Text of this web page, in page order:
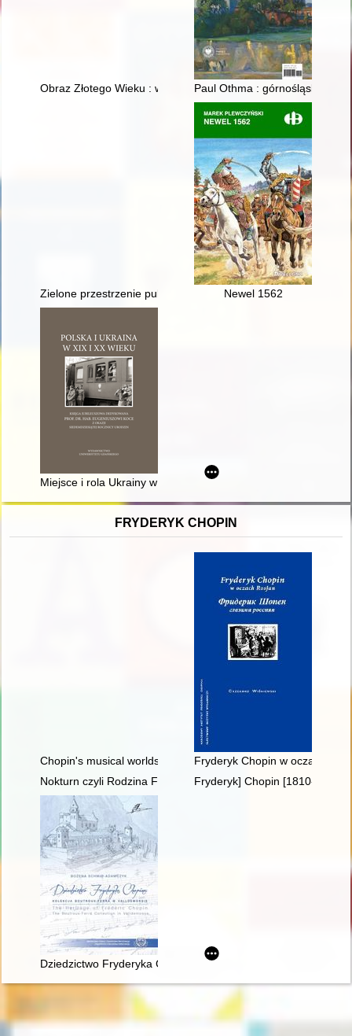
Obraz Złotego Wieku : wystawa w Zamku Królewskim na
Paul Othma : górnośląski
Zielone przestrzenie publiczne Bydgoszczy jako element
Newel 1562
Miejsce i rola Ukrainy w Europie Środkowo-Wschodniej w
FRYDERYK CHOPIN
Chopin's musical worlds the 1840'sFryderyk Chopin w oczach
Nokturn czyli Rodzina Fryderyka Chopina i Warszawa w
Fryderyk] Chopin [1810-1849]
Dziedzictwo Fryderyka Chopina. Kolekcja Boutroux-Ferra w